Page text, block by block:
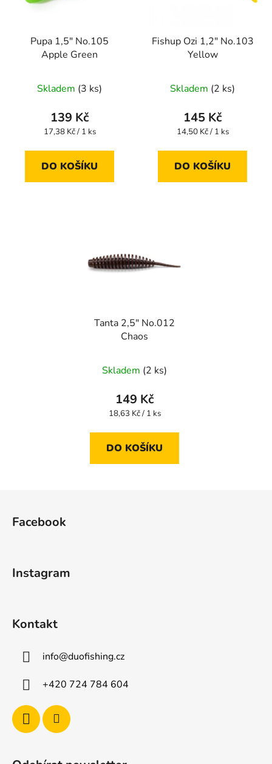
Pupa 1,5" No.105
Apple Green
Skladem (3 ks)
139 Kč
Měrná
17,38 Kč / 1 ks
DO KOŠÍKU
Fishup Ozi 1,2" No.103
Yellow
Skladem (2 ks)
145 Kč
Měrná
14,50 Kč / 1 ks
DO KOŠÍKU
Tanta 2,5" No.012
Chaos
Skladem (2 ks)
149 Kč
Měrná
18,63 Kč / 1 ks
DO KOŠÍKU
Facebook
Instagram
Kontakt
info@duofishing.cz
+420 724 784 604